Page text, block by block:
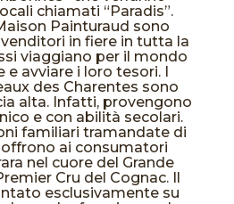
chiamati “Paradis”.
Painturaud sono
in fiere in tutta la
viaggiano per il mondo
e avviare i loro tesori. I
des Charentes sono
alta. Infatti, provengono
e con abilità secolari.
familiari tramandate di
ai consumatori
nel cuore del Grande
Cru del Cognac. Il
esclusivamente su